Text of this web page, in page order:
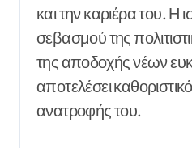
και την καριέρα του. Η
σεβασμού της
της αποδοχής νέων
αποτελέσει
ανατροφής του.